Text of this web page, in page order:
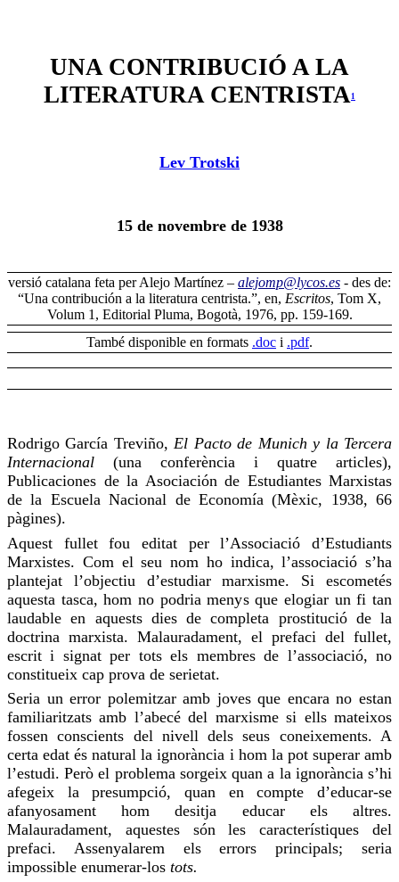
UNA CONTRIBUCIÓ A LA
LITERATURA CENTRISTA1
Lev Trotski
15 de novembre de 1938
versió catalana feta per Alejo Martínez – alejomp@lycos.es - des de:
“Una contribución a la literatura centrista.”, en, Escritos, Tom X,
Volum 1, Editorial Pluma, Bogotà, 1976, pp. 159-169.
També disponible en formats .doc i .pdf.
Rodrigo García Treviño, El Pacto de Munich y la Tercera
Internacional (una conferència i quatre articles),
Publicaciones de la Asociación de Estudiantes Marxistas
de la Escuela Nacional de Economía (Mèxic, 1938, 66
pàgines).
Aquest fulletfou editat per l’Associació d’Estudiants
Marxistes. Com el seu nom ho indica, l’associació s’ha
plantejat l’objectiu d’estudiar marxisme. Si escometés
aquesta tasca, hom no podria menys que elogiar un fi tan
laudable en aquests dies de completa prostitució de la
doctrina marxista. Malauradament, el prefaci del fullet,
escrit i signat per tots els membres de l’associació, no
constitueix cap prova de serietat.
Seria un error polemitzar amb joves que encara no estan
familiaritzats amb l’abecé del marxisme si ells mateixos
fossen conscients del nivell dels seus coneixements. A
certa edat és natural la ignorància i hom la pot superar amb
l’estudi. Però el problema sorgeix quan a la ignorància s’hi
afegeix la presumpció, quan en compte d’educar-se
afanyosament hom desitja educar els altres.
Malauradament, aquestes són les característiques del
prefaci. Assenyalarem els errors principals; seria
impossible enumerar-los tots.